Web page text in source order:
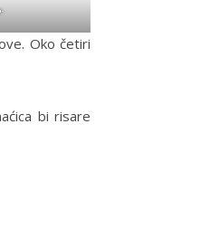
Oko četiri
bi risare